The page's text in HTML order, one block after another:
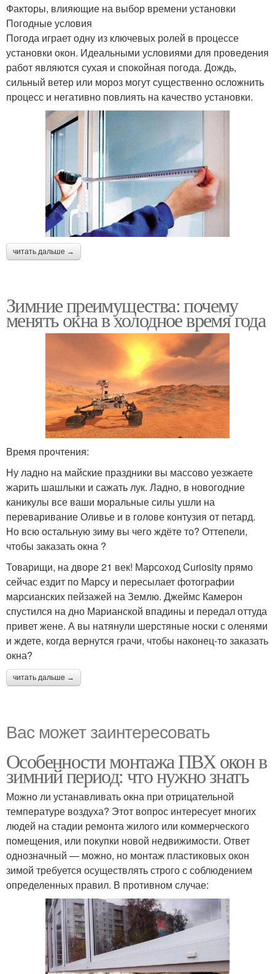
Факторы, влияющие на выбор времени установки
Погодные условия
Погода играет одну из ключевых ролей в процессе
установки окон. Идеальными условиями для проведения
работ являются сухая и спокойная погода. Дождь,
сильный ветер или мороз могут существенно осложнить
процесс и негативно повлиять на качество установки.
читать дальше →
Зимние преимущества: почему
менять окна в холодное время года
Время прочтения:
Ну ладно на майские праздники вы массово уезжаете
жарить шашлыки и сажать лук. Ладно, в новогодние
каникулы все ваши моральные силы ушли на
переваривание Оливье и в голове контузия от петард.
Но всю остальную зиму вы чего ждёте то? Оттепели,
чтобы заказать окна ?
Товарищи, на дворе 21 век! Марсоход Curiosity прямо
сейчас ездит по Марсу и пересылает фотографии
марсианских пейзажей на Землю. Джеймс Камерон
спустился на дно Марианской впадины и передал оттуда
привет жене. А вы натянули шерстяные носки с оленями
и ждете, когда вернутся грачи, чтобы наконец-то заказать
окна?
читать дальше →
Вас может заинтересовать
Особенности монтажа ПВХ окон в
зимний период: что нужно знать
Можно ли устанавливать окна при отрицательной
температуре воздуха? Этот вопрос интересует многих
людей на стадии ремонта жилого или коммерческого
помещения, или покупки новой недвижимости. Ответ
однозначный — можно, но монтаж пластиковых окон
зимой требуется осуществлять строго с соблюдением
определенных правил. В противном случае: